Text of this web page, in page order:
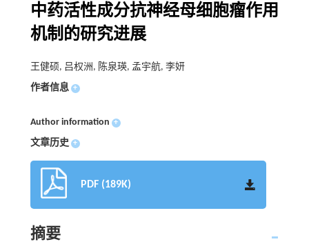
中药活性成分抗神经母细胞瘤作用
机制的研究进展
王健硕, 吕权洲, 陈泉瑛, 孟宇航, 李妍
作者信息 +
Author information +
文章历史 +
PDF (189K)
摘要